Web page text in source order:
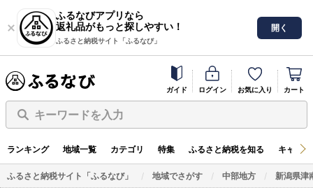
ふるなびアプリなら
返礼品がもっと探しやすい！
ふるさと納税サイト「ふるなび」
開く
ガイド ログイン お気に入り カート
キーワードを入力
ランキング 地域一覧 カテゴリ 特集 ふるさと納税を知る キャン
ふるさと納税サイト「ふるなび」 地域でさがす 中部地方 新潟県津